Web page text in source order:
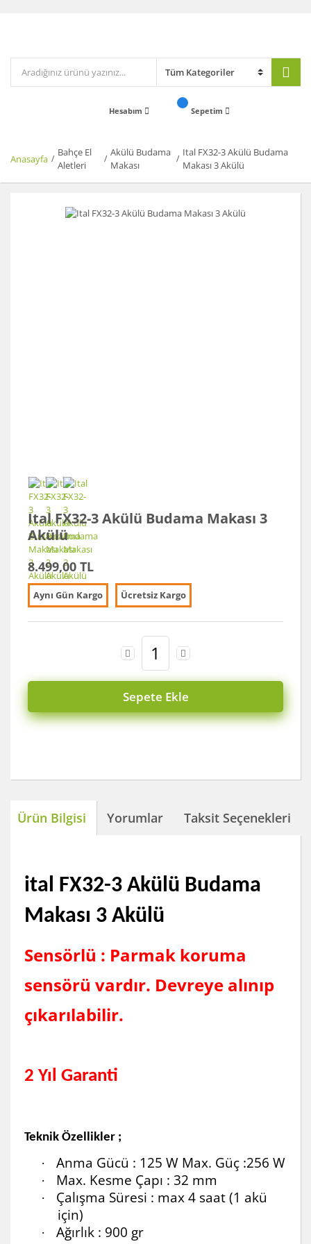
Hesabım Sepetim
Anasayfa
Bahçe El
Aletleri
Akülü Budama
Makası
Ital FX32-3 Akülü Budama
Makası 3 Akülü
Ital FX32-3 Akülü Budama Makası 3
Akülü
8.499,00 TL
Aynı Gün Kargo Ücretsiz Kargo
Sepete Ekle
Ürün Bilgisi Yorumlar Taksit Seçenekleri
ital FX32-3 Akülü Budama
Makası 3 Akülü
Sensörlü : Parmak koruma
sensörü vardır. Devreye alınıp
çıkarılabilir.
2 Yıl Garanti
Teknik Özellikler ;
· Anma Gücü : 125 W Max. Güç :256 W
· Max. Kesme Çapı : 32 mm
·
Çalışma Süresi : max 4 saat (1 akü
için)
· Ağırlık : 900 gr